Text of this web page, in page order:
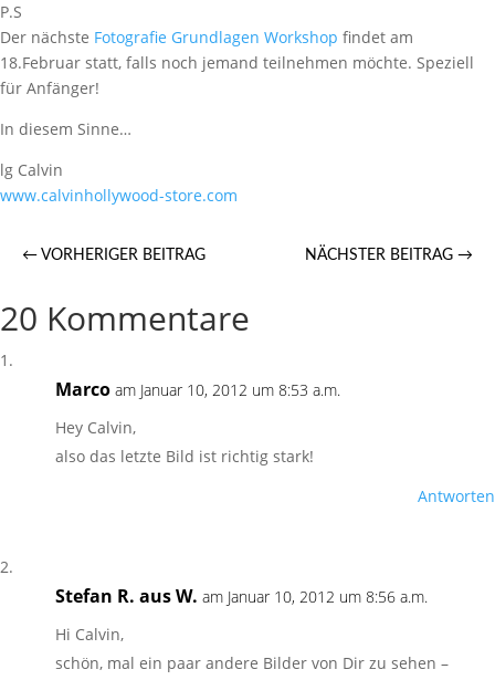
P.S
Der nächste Fotografie Grundlagen Workshop findet am
18.Februar statt, falls noch jemand teilnehmen möchte. Speziell
für Anfänger!
In diesem Sinne…
lg Calvin
www.calvinhollywood-store.com
← VORHERIGER BEITRAG NÄCHSTER BEITRAG →
20 Kommentare
Marco am Januar 10, 2012 um 8:53 a.m.
Hey Calvin,
also das letzte Bild ist richtig stark!
Antworten
Stefan R. aus W. am Januar 10, 2012 um 8:56 a.m.
Hi Calvin,
schön, mal ein paar andere Bilder von Dir zu sehen –